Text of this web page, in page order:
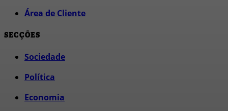
Área de Cliente
SECÇÕES
Sociedade
Política
Economia